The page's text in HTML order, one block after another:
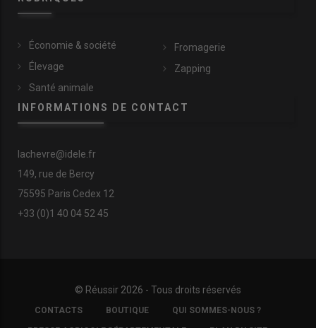
Économie & société
Élevage
Santé animale
Fromagerie
Zapping
INFORMATIONS DE CONTACT
lachevre@idele.fr
149, rue de Bercy
75595 Paris Cedex 12
+33 (0)1 40 04 52 45
© Réussir 2026 - Tous droits réservés
FOOTER
COPYRIGHT
CONTACTS BOUTIQUE QUI SOMMES-NOUS ?